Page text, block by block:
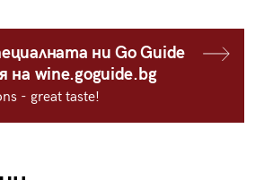
ни Go Guide
на wine.goguide.bg
- great taste!